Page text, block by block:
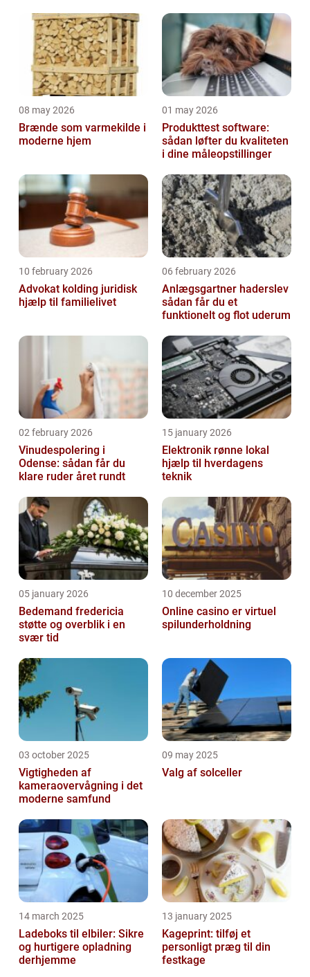
08 may 2026
Brænde som varmekilde i
moderne hjem
01 may 2026
Produkttest software:
sådan løfter du kvaliteten
i dine måleopstillinger
10 february 2026
Advokat kolding juridisk
hjælp til familielivet
06 february 2026
Anlægsgartner haderslev
sådan får du et
funktionelt og flot uderum
02 february 2026
Vinudespolering i
Odense: sådan får du
klare ruder året rundt
15 january 2026
Elektronik rønne lokal
hjælp til hverdagens
teknik
05 january 2026
Bedemand fredericia
støtte og overblik i en
svær tid
10 december 2025
Online casino er virtuel
spilunderholdning
03 october 2025
Vigtigheden af
kameraovervågning i det
moderne samfund
09 may 2025
Valg af solceller
14 march 2025
Ladeboks til elbiler: Sikre
og hurtigere opladning
derhjemme
13 january 2025
Kageprint: tilføj et
personligt præg til din
festkage